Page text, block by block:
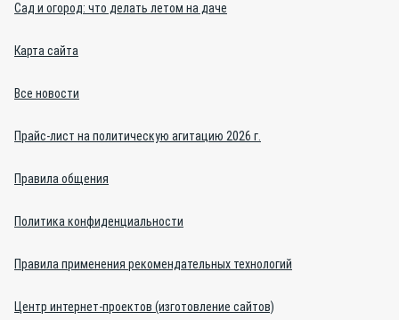
Сад и огород: что делать летом на даче
Карта сайта
Все новости
Прайс-лист на политическую агитацию 2026 г.
Правила общения
Политика конфиденциальности
Правила применения рекомендательных технологий
Центр интернет-проектов (изготовление сайтов)